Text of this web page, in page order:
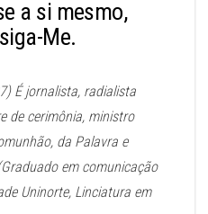
a si mesmo,
Me.
É jornalista, radialista
de cerimônia, ministro
da Palavra e
em comunicação
Uninorte, Linciatura em